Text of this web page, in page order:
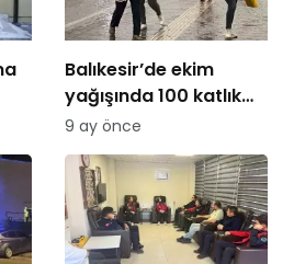
Balıkesir’de ekim
yağışında 100 katlık
artış
9 ay önce